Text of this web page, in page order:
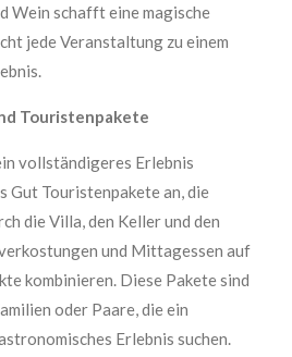
Wein schafft eine magische
jede Veranstaltung zu einem
Touristenpakete
vollständigeres Erlebnis
Gut Touristenpakete an, die
die Villa, den Keller und den
und Mittagessen auf
kombinieren. Diese Pakete sind
oder Paare, die ein
Erlebnis suchen.